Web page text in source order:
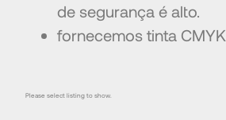
de segurança é alto.
fornecemos tinta CMYK
Please select listing to show.